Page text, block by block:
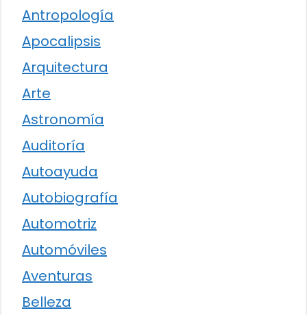
Antropología
Apocalipsis
Arquitectura
Arte
Astronomía
Auditoría
Autoayuda
Autobiografía
Automotriz
Automóviles
Aventuras
Belleza